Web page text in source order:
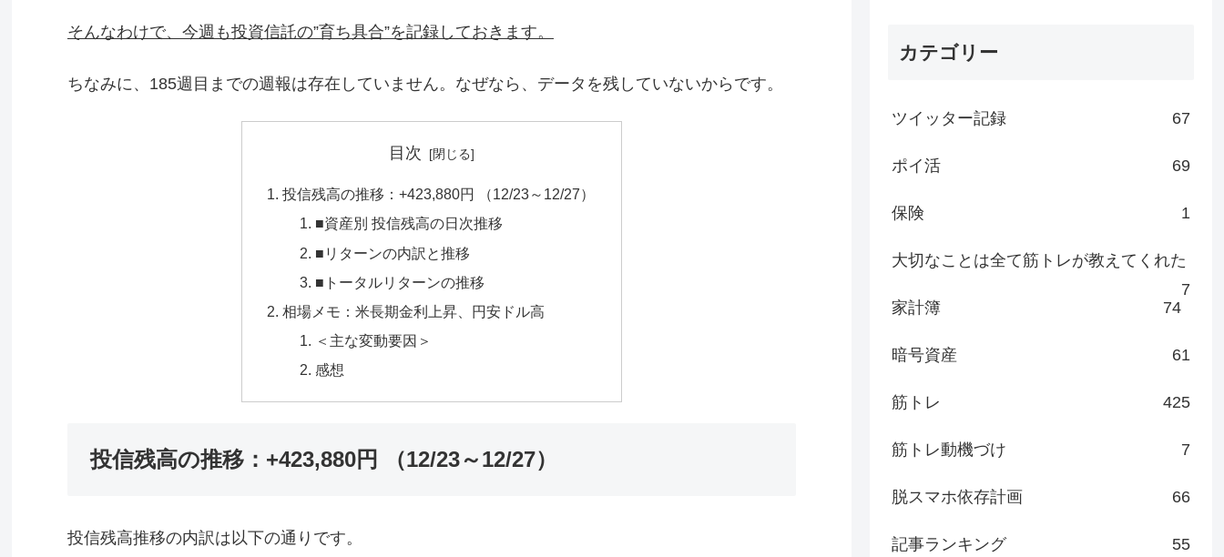
そんなわけで、今週も投資信託の”育ち具合”を記録しておきます。
ちなみに、185週目までの週報は存在していません。なぜなら、データを残していないからです。
目次
投信残高の推移：+423,880円 （12/23～12/27）
■資産別 投信残高の日次推移
■リターンの内訳と推移
■トータルリターンの推移
相場メモ：米長期金利上昇、円安ドル高
＜主な変動要因＞
感想
投信残高の推移：+423,880円 （12/23～12/27）
投信残高推移の内訳は以下の通りです。
カテゴリー
ツイッター記録 67
ポイ活 69
保険 1
大切なことは全て筋トレが教えてくれた
7
家計簿
74
暗号資産 61
筋トレ 425
筋トレ動機づけ 7
脱スマホ依存計画 66
記事ランキング 55